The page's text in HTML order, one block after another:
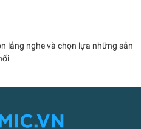
lắng nghe và chọn lựa những sản